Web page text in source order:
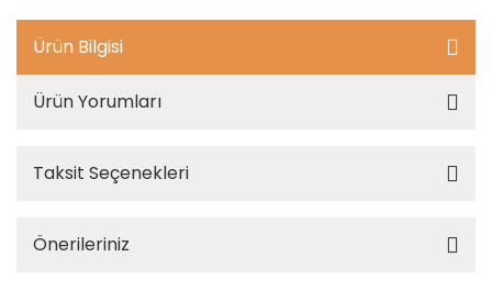
Ürün Bilgisi
Ürün Yorumları
Taksit Seçenekleri
Önerileriniz